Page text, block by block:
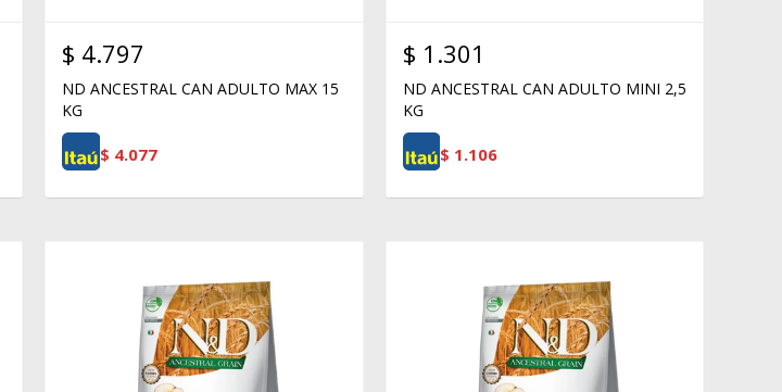
$ 4.797
ND ANCESTRAL CAN ADULTO MAX 15
KG
$ 4.077
$ 1.301
ND ANCESTRAL CAN ADULTO MINI 2,5
KG
$ 1.106